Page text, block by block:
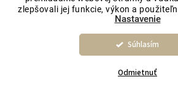
zlepšovali jej funkcie, výkon a
Nastavenie
Odmietnuť
Súhlasím
Vytvoril Shoptet
. Všetky práva
cookies